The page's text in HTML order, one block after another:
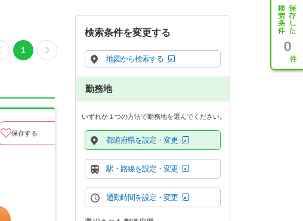
0
1
保存する
検索条件を変更する
地図から検索する
勤務地
いずれか１つの方法で勤務地を選んでください。
都道府県を設定・変更
駅・路線を設定・変更
通勤時間を設定・変更